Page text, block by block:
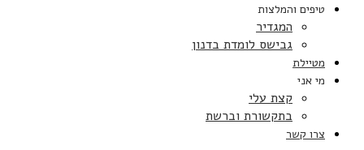
טיפים והמלצות
המגדיר
גבישס לומדת בדנון
מטיילת
מי אני
קצת עלי
בתקשורת וברשת
צרו קשר